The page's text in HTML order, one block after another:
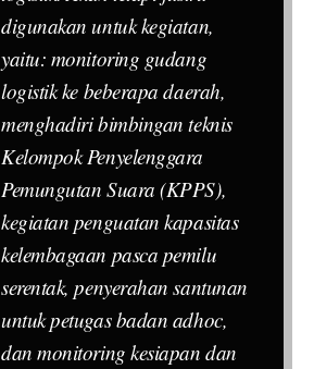
digunakan untuk kegiatan,
yaitu: monitoring gudang
logistik ke beberapa daerah,
menghadiri bimbingan teknis
Kelompok Penyelenggara
Pemungutan Suara (KPPS),
kegiatan penguatan kapasitas
kelembagaan pasca pemilu
serentak, penyerahan santunan
untuk petugas badan adhoc,
dan monitoring kesiapan dan